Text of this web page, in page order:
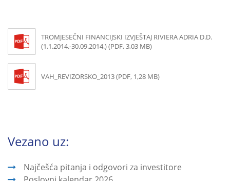
TROMJESEČNI FINANCIJSKI IZVJEŠTAJ RIVIERA ADRIA D.D.
(1.1.2014.-30.09.2014.) (PDF, 3,03 MB)
VAH_REVIZORSKO_2013 (PDF, 1,28 MB)
Vezano uz:
Najčešća pitanja i odgovori za investitore